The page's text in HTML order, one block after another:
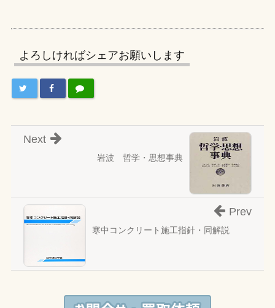
よろしければシェアお願いします
岩波 哲学・思想事典
Next
寒中コンクリート施工指針・同解説
Prev